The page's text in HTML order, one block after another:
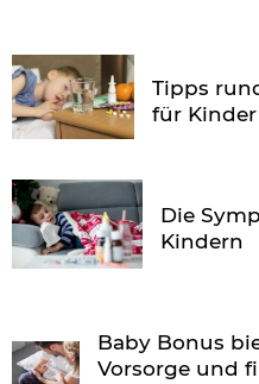
Tipps
für Kinder
Die
Kindern
Baby Bonus
Vorsorge und